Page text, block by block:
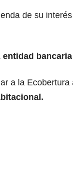
de su
entidad bancaria
a la